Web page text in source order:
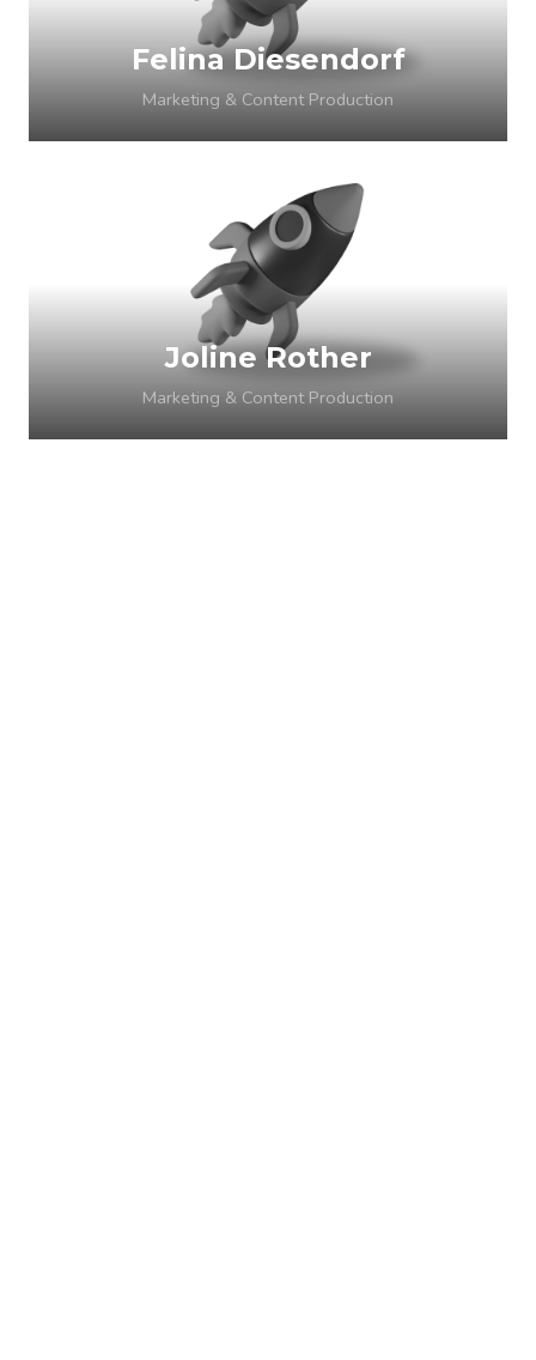
Felina Diesendorf
Marketing & Content Production
Joline Rother
Marketing & Content Production